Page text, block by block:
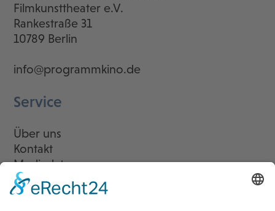
Filmkunsttheater e.V.
Rankestraße 31
10789 Berlin
info@programmkino.de
Service
Über uns
Kontakt
Mediadaten
Newsletter
LogIn